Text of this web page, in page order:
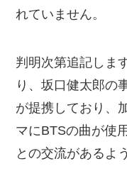
れていません。
判明次第追記しま
り、坂口健太郎の
が提携しており、
マにBTSの曲が使
との交流があるよ